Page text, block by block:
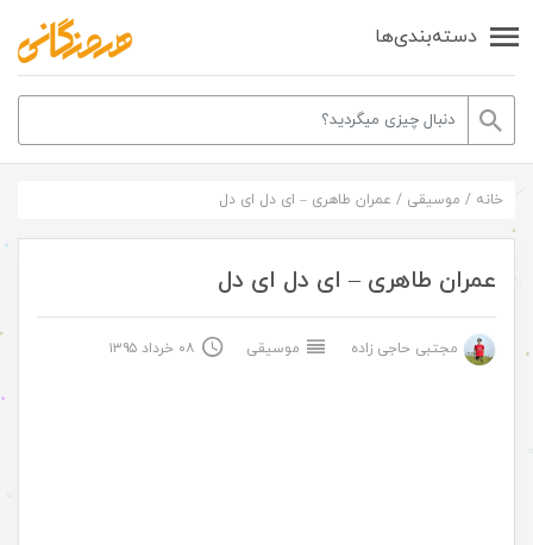
دسته‌بندی‌ها
خانه / موسیقی / عمران طاهری – ای دل ای دل
عمران طاهری – ای دل ای دل
مجتبی حاجی زاده موسیقی ۰۸ خرداد ۱۳۹۵